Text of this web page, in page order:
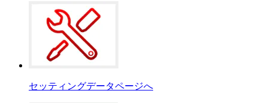
セッティングデータページへ